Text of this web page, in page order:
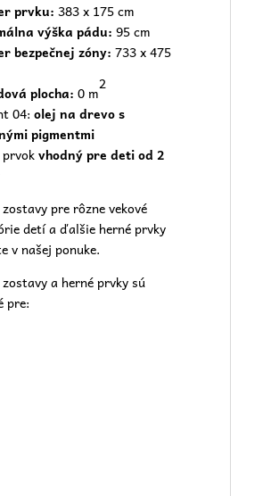
prvku: 383 x 175 cm
výška pádu: 95 cm
bezpečnej zóny: 733 x 475
plocha: 0 m
2
04:olej na drevo s
pigmentmi
prvokvhodný pre deti od 2
zostavy pre rôzne vekové
detí a ďalšie herné prvky
v našejponuke.
zostavy a herné prvky sú
pre: